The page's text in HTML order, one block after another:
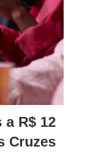
a R$ 12
Cruzes